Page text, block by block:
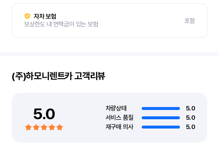
자차 보험
보상한도 내 면책금이 있는 보험
포함
(주)하모니렌트카고객리뷰
5.0 차량상태
5.0
서비스 품질
5.0
재구매 의사
5.0